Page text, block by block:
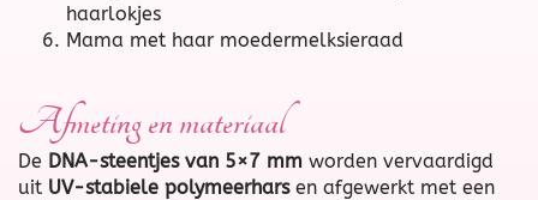
haarlokjes
Mama met haar moedermelksieraad
Afmeting en materiaal
De DNA-steentjes van 5×7 mm worden vervaardigd
uit UV-stabiele polymeerharsen afgewerkt met een